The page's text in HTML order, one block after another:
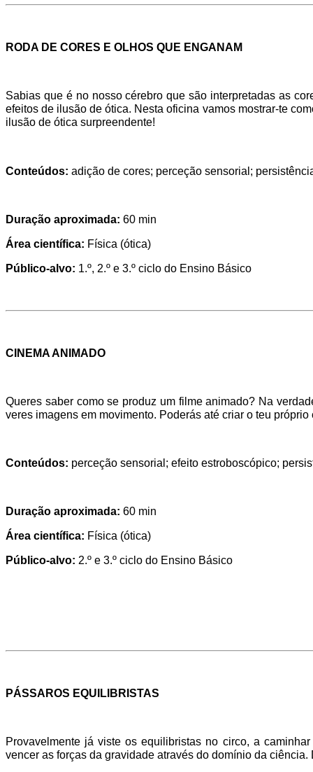
RODA DE CORES E OLHOS QUE ENGANAM
Sabias que é no nosso cérebro que são interpretadas as
efeitos de ilusão de ótica. Nesta oficina vamos mostrar-te
ilusão de ótica surpreendente!
Conteúdos: adição de cores; perceção sensorial;
Duração aproximada: 60 min
Área científica: Física (ótica)
Público-alvo: 1.º, 2.º e 3.º ciclo do Ensino Básico
CINEMA ANIMADO
Queres saber como se produz um filme animado? Na
veres imagens em movimento. Poderás até criar o teu
Conteúdos: perceção sensorial; efeito estroboscópico;
Duração aproximada: 60 min
Área científica: Física (ótica)
Público-alvo: 2.º e 3.º ciclo do Ensino Básico
PÁSSAROS EQUILIBRISTAS
Provavelmente já viste os equilibristas no circo, a
vencer as forças da gravidade através do domínio da